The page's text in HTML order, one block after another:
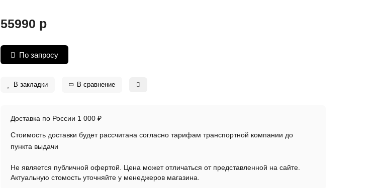
55990 р
По запросу
В закладки В сравнение
Доставка по России 1 000 ₽
Стоимость доставки будет рассчитана согласно тарифам транспортной компании до
пункта выдачи
Не является публичной офертой. Цена может отличаться от представленной на сайте.
Актуальную стомость уточняйте у менеджеров магазина.